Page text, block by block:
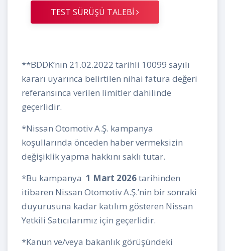
TEST SÜRÜŞÜ TALEBİ
**BDDK’nın 21.02.2022 tarihli 10099 sayılı
kararı uyarınca belirtilen nihai fatura değeri
referansınca verilen limitler dahilinde
geçerlidir.
*Nissan Otomotiv A.Ş. kampanya
koşullarında önceden haber vermeksizin
değişiklik yapma hakkını saklı tutar.
*Bu kampanya 1 Mart 2026tarihinden
itibaren Nissan Otomotiv A.Ş.’nin bir sonraki
duyurusuna kadar katılım gösteren Nissan
Yetkili Satıcılarımız için geçerlidir.
*Kanun ve/veya bakanlık görüşündeki